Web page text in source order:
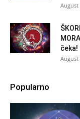
August
čeka!
August
Popularno